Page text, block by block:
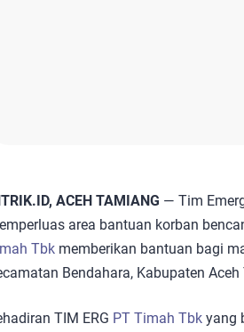
ACEH TAMIANG — Tim
area bantuan korban
Tbk memberikan bantuan bagi
Bendahara, Kabupaten
TIM ERG PT Timah Tbk yang